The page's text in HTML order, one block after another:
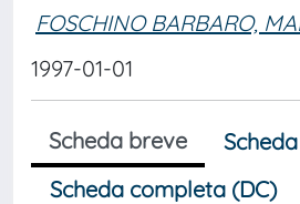
FOSCHINO BARBARO,
1997-01-01
Scheda breve
Scheda completa (DC)